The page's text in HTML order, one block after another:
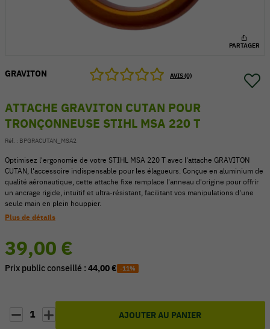
V
PARTAGER
GRAVITON AVIS (0)
ATTACHE GRAVITON CUTAN POUR
TRONÇONNEUSE STIHL MSA 220 T
Réf. : BPGRACUTAN_MSA2
Optimisez l'ergonomie de votre STIHL MSA 220 T avec l'attache GRAVITON
CUTAN, l'accessoire indispensable pour les élagueurs. Conçue en aluminium de
qualité aéronautique, cette attache fixe remplace l'anneau d'origine pour offrir
un ancrage rigide, intuitif et ultra-résistant, facilitant vos manipulations d'une
seule main en plein houppier.
Plus de détails
39,00 €
Prix public conseillé : 44,00 € -11%
1 AJOUTER AU PANIER